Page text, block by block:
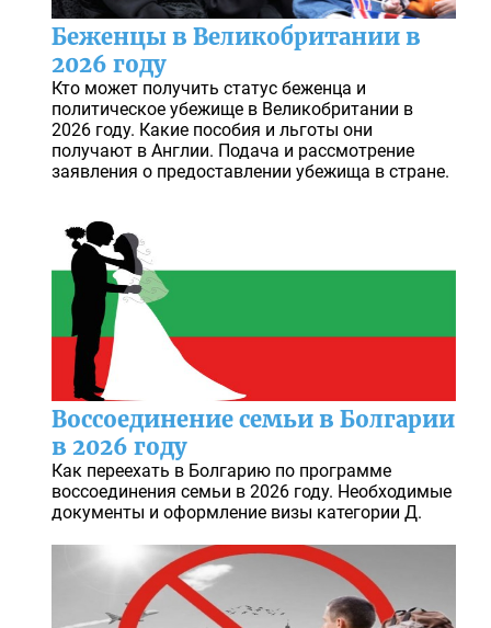
Беженцы в Великобритании в
2026 году
Кто может получить статус беженца и
политическое убежище в Великобритании в
2026 году. Какие пособия и льготы они
получают в Англии. Подача и рассмотрение
заявления о предоставлении убежища в стране.
Воссоединение семьи в Болгарии
в 2026 году
Как переехать в Болгарию по программе
воссоединения семьи в 2026 году. Необходимые
документы и оформление визы категории Д.